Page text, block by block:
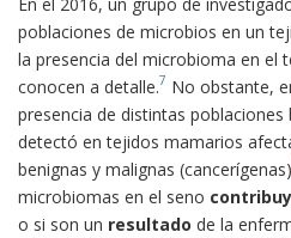
poblaciones de microbios en un
la presencia del microbioma en el
conocen a detalle.7 No obstante,
presencia de distintas poblaciones
detectó en tejidos mamarios
benignas y malignas
microbiomas en el seno
o si son un resultado de la